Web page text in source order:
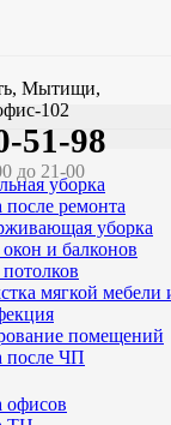
Мытищи,
102
51-98
до 21-00
уборка
после ремонта
уборка
и балконов
мягкой мебели
помещений
после ЧП
офисов